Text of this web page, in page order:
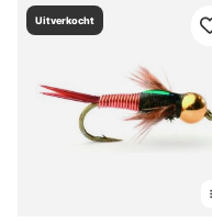
Uitverkocht